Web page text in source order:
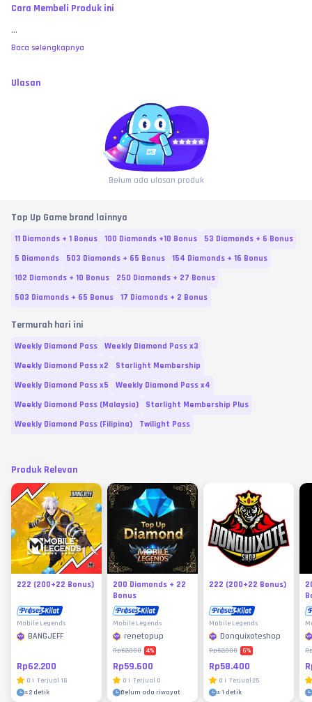
Cara Membeli Produk ini
...
Baca selengkapnya
Ulasan
Belum ada ulasan produk
Top Up Game brand lainnya
11 Diamonds + 1 Bonus 100 Diamonds +10 Bonus
53 Diamonds + 6 Bonus
5 Diamonds
503 Diamonds + 65 Bonus
154 Diamonds + 16 Bonus
102 Diamonds + 10 Bonus
250 Diamonds + 27 Bonus
503 Diamonds + 65 Bonus
17 Diamonds + 2 Bonus
Termurah hari ini
Weekly Diamond Pass
Weekly Diamond Pass x3
Weekly Diamond Pass x2
Starlight Membership
Weekly Diamond Pass x5
Weekly Diamond Pass x4
Weekly Diamond Pass (Malaysia)
Starlight Membership Plus
Weekly Diamond Pass (Filipina)
Twilight Pass
Produk Relevan
222 (200+22 Bonus)
Mobile Legends
BANGJEFF
Rp62.200
0 | Terjual 16
±2 detik
200 Diamonds + 22
Bonus
Mobile Legends
renetopup
Rp62.000 4%
Rp59.600
0 | Terjual 0
Belum ada riwayat
222 (200+22 Bonus)
Mobile Legends
Donquixoteshop
Rp62.000 6%
Rp58.400
0 | Terjual 25
±1 detik